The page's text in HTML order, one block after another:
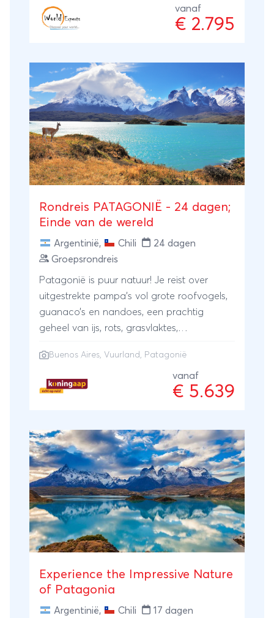
canyons maar ook authentieke dorpjes
verwachten! Je verblijf in het tropisch
Braziliaanse zijde. In de regio Salta verblijf
je sfeervolle hotels en reist zoals u dat wilt,
met een huurwagen of met een
chauffeur/gids.
vanaf
€ 2.795
Rondreis PATAGONIË - 24 dagen;
Einde van de wereld
Argentinië, Chili
24 dagen
Groepsrondreis
Patagonië is puur natuur! Je reist over
uitgestrekte pampa’s vol grote roofvogels,
guanaco’s en nandoes, een prachtig
geheel van ijs, rots, grasvlaktes,
hartelijke bevolking. Op deze rondreis door
Patagonië zul je vanuit de Argentijnse
hoofdstad Buenos Aires afdalen naar
Wereld’!
Buenos Aires, Vuurland, Patagonië
vanaf
€ 5.639
Experience the Impressive Nature
of Patagonia
Argentinië, Chili
17 dagen